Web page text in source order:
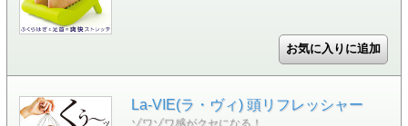
La-VIE(ラ・ヴィ) 頭リフレッシャー
ゾワゾワ感がクセになる！